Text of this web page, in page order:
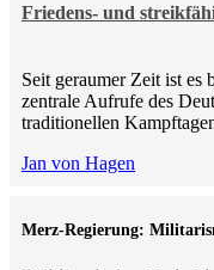
Friedens- und
Seit geraumer Zeit ist es
zentrale Aufrufe des
traditionellen
Jan von Hagen
Merz-Regierung: